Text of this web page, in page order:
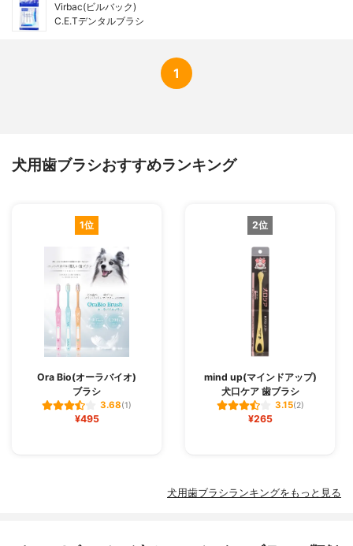
Virbac(ビルバック)
C.E.Tデンタルブラシ
1
犬用歯ブラシおすすめランキング
1位
Ora Bio(オーラバイオ)
ブラシ
3.68(1)
¥495
2位
mind up(マインドアップ)
犬口ケア 歯ブラシ
3.15(2)
¥265
犬用歯ブラシランキングをもっと見る